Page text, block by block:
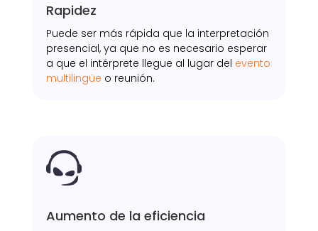
Rapidez
Puede ser más rápida que la interpretación
presencial, ya que no es necesario esperar
a que el intérprete llegue al lugar del evento
multilingüe o reunión.

Aumento de la eficiencia